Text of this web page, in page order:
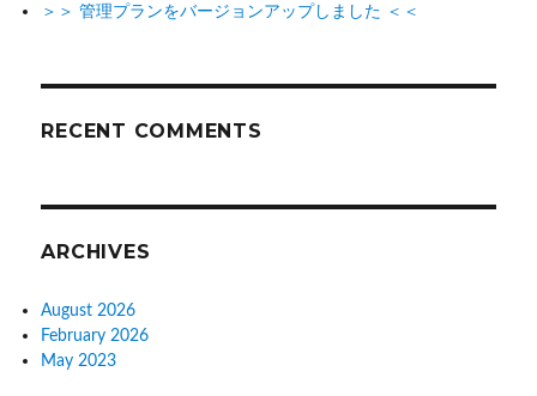
＞＞ 管理プランをバージョンアップしました ＜＜
RECENT COMMENTS
ARCHIVES
August 2026
February 2026
May 2023